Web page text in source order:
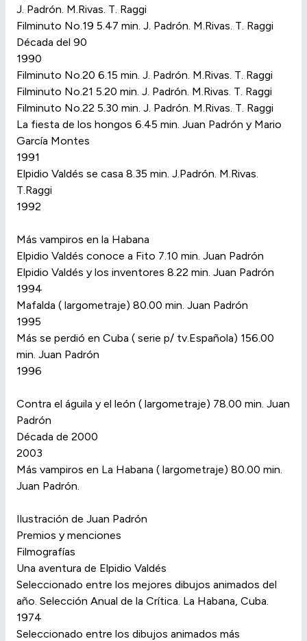
J. Padrón. M.Rivas. T. Raggi
Filminuto No.19 5.47 min. J. Padrón. M.Rivas. T. Raggi
Década del 90
1990
Filminuto No.20 6.15 min. J. Padrón. M.Rivas. T. Raggi
Filminuto No.21 5.20 min. J. Padrón. M.Rivas. T. Raggi
Filminuto No.22 5.30 min. J. Padrón. M.Rivas. T. Raggi
La fiesta de los hongos 6.45 min. Juan Padrón y Mario
García Montes
1991
Elpidio Valdés se casa 8.35 min. J.Padrón. M.Rivas.
T.Raggi
1992
Más vampiros en la Habana
Elpidio Valdés conoce a Fito 7.10 min. Juan Padrón
Elpidio Valdés y los inventores 8.22 min. Juan Padrón
1994
Mafalda ( largometraje) 80.00 min. Juan Padrón
1995
Más se perdió en Cuba ( serie p/ tv.Española) 156.00
min. Juan Padrón
1996
Contra el águila y el león ( largometraje) 78.00 min. Juan
Padrón
Década de 2000
2003
Más vampiros en La Habana ( largometraje) 80.00 min.
Juan Padrón.
Ilustración de Juan Padrón
Premios y menciones
Filmografías
Una aventura de Elpidio Valdés
Seleccionado entre los mejores dibujos animados del
año. Selección Anual de la Crítica. La Habana, Cuba.
1974
Seleccionado entre los dibujos animados más